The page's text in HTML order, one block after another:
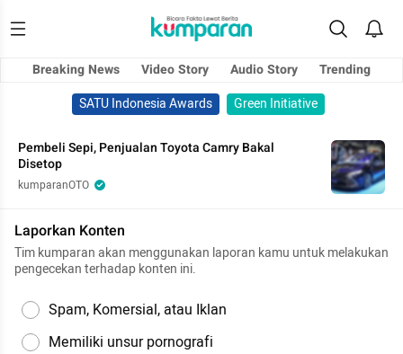
Breaking News Video Story Audio Story
Trending
SATU Indonesia Awards
Green Initiative
Pembeli Sepi, Penjualan Toyota Camry Bakal
Disetop
kumparanOTO
Laporkan Konten
Tim kumparan akan menggunakan laporan kamu untuk melakukan
pengecekan terhadap konten ini.
Spam, Komersial, atau Iklan
Memiliki unsur pornografi